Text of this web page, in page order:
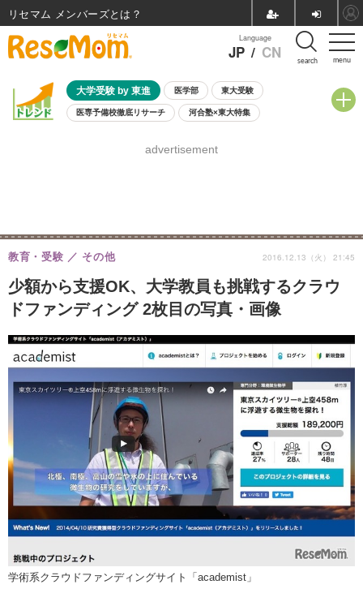
menu
Language
JP / CN search
大学受験 by 東進 医学部 東大受験
医専予備校徹底リサーチ 河合塾×東大特集
8月開催学校説明会・相談会
advertisement
少額から支援OK、大学教員も挑戦するクラウ
ドファンディング 2枚目の写真・画像
教育・受験 その他 2016.12.13（火） 21:45
学術系クラウドファンディングサイト「academist」
リセマム メンバーズ